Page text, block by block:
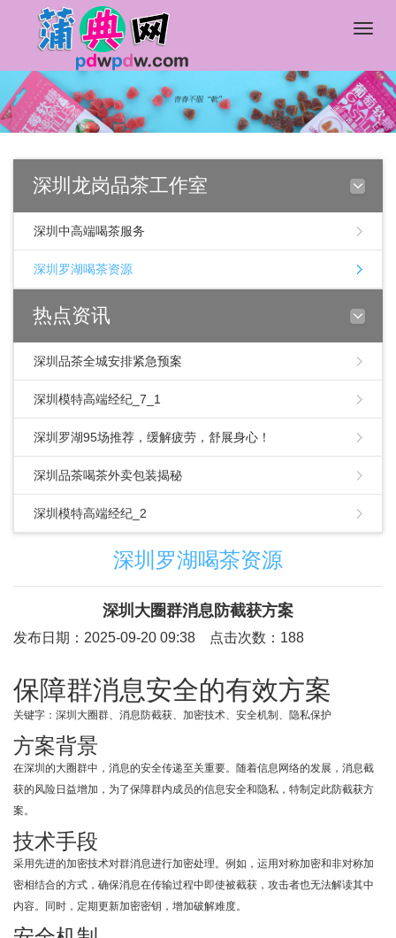
Toggle
深圳龙岗品茶工作室
深圳中高端喝茶服务
深圳罗湖喝茶资源
热点资讯
深圳品茶全城安排紧急预案
深圳模特高端经纪_7_1
深圳罗湖95场推荐，缓解疲劳，舒展身心！
深圳品茶喝茶外卖包装揭秘
深圳模特高端经纪_2
深圳罗湖喝茶资源
深圳大圈群消息防截获方案
发布日期：2025-09-20 09:38 点击次数：188
保障群消息安全的有效方案
关键字：深圳大圈群、消息防截获、加密技术、安全机制、隐私保护
方案背景
在深圳的大圈群中，消息的安全传递至关重要。随着信息网络的发展，消息截
获的风险日益增加，为了保障群内成员的信息安全和隐私，特制定此防截获方
案。
技术手段
采用先进的加密技术对群消息进行加密处理。例如，运用对称加密和非对称加
密相结合的方式，确保消息在传输过程中即使被截获，攻击者也无法解读其中
内容。同时，定期更新加密密钥，增加破解难度。